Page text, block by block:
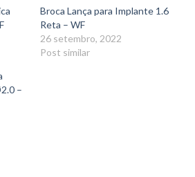
Broca Lança para Implante 1.6
Reta – WF
26 setembro, 2022
Post similar
–